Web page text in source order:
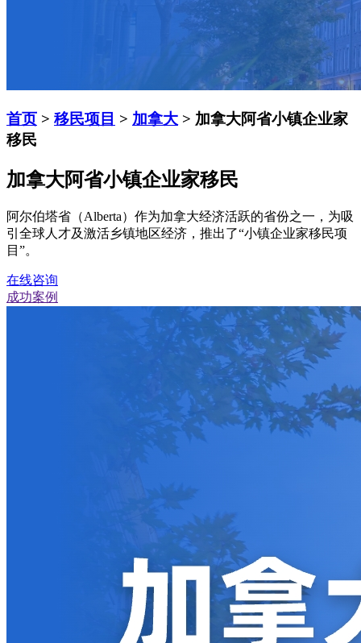
首页 > 移民项目 > 加拿大 > 加拿大阿省小镇企业家
移民
加拿大阿省小镇企业家移民
阿尔伯塔省（Alberta）作为加拿大经济活跃的省份之一，为吸
引全球人才及激活乡镇地区经济，推出了“小镇企业家移民项
目”。
在线咨询
成功案例